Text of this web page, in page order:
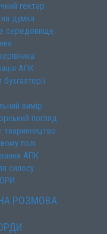
гектар
думка
середовище
АПК
вимір
погляд
тваринництво
полі
АПК
силосу
РОЗМОВА